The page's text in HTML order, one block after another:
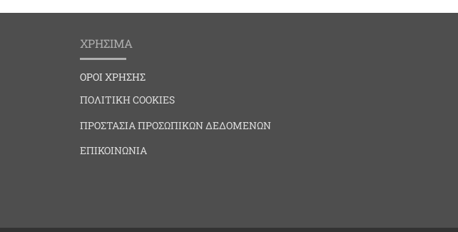
ΧΡΗΣΙΜΑ
ΟΡΟΙ ΧΡΗΣΗΣ
ΠΟΛΙΤΙΚΗ COOKIES
ΠΡΟΣΤΑΣΙΑ ΠΡΟΣΩΠΙΚΩΝ ΔΕΔΟΜΕΝΩΝ
ΕΠΙΚΟΙΝΩΝΙΑ